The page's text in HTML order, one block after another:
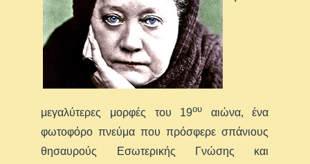
μεγαλύτερες μορφές του 19ου αιώνα, ένα
φωτοφόρο πνεύμα που πρόσφερε σπάνιους
θησαυρούς Εσωτερικής Γνώσης και